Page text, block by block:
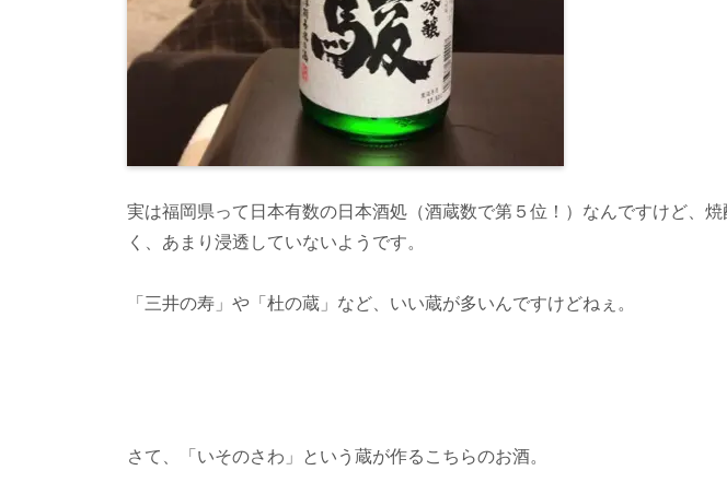
実は福岡県って日本有数の日本酒処（酒蔵数で第５位！）なんですけど、
く、あまり浸透していないようです。
「三井の寿」や「杜の蔵」など、いい蔵が多いんですけどねぇ。
さて、「いそのさわ」という蔵が作るこちらのお酒。